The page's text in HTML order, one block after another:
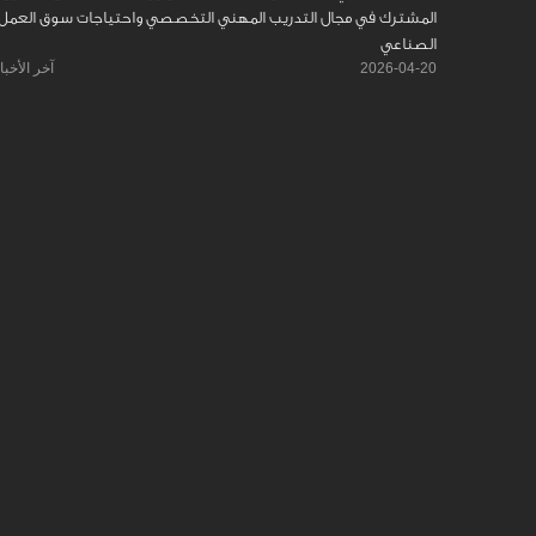
المشترك في مجال التدريب المهني التخصصي واحتياجات سوق
الصناعي
2026-04-20 آخر